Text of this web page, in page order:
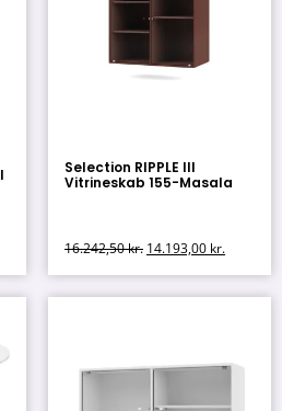
Selection RIPPLE III
Vitrineskab 155-Masala
16.242,50kr. 14.193,00 kr.